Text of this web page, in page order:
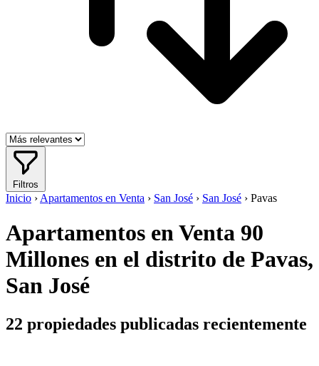
Filtros
Inicio › Apartamentos en Venta › San José › San José › Pavas
Apartamentos en Venta 90
Millones en el distrito de Pavas,
San José
22 propiedades publicadas recientemente